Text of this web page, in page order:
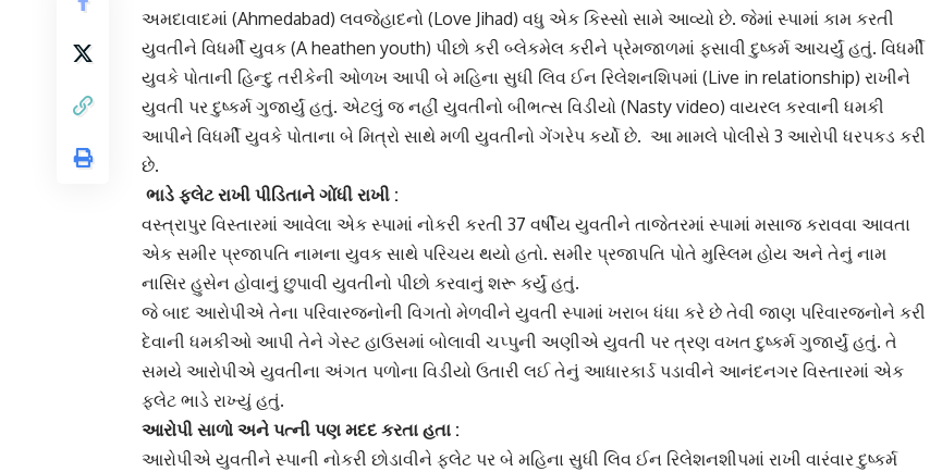
અમદાવાદમાં (Ahmedabad) લવજેહાદનો (Love Jihad) વધુ એક કિસ્સો સામે આવ્યો છે. જેમાં સ્પામાં કામ કરતી
યુવતીને વિધર્મી યુવક (A heathen youth) પીછો કરી બ્લેકમેલ કરીને પ્રેમજાળમાં ફસાવી દુષ્કર્મ આચર્યું હતું. વિધર્મી
યુવકે પોતાની હિન્દુ તરીકેની ઓળખ આપી બે મહિના સુધી લિવ ઈન રિલેશનશિપમાં (Live in relationship) રાખીને
યુવતી પર દુષ્કર્મ ગુજાર્યું હતું. એટલું જ નહીં યુવતીનો બીભત્સ વિડીયો (Nasty video) વાયરલ કરવાની ધમકી
આપીને વિધર્મી યુવકે પોતાના બે મિત્રો સાથે મળી યુવતીનો ગેંગરેપ કર્યો છે. આ મામલે પોલીસે 3 આરોપી ધરપકડ કરી
છે.
ભાડે ફ્લેટ રાખી પીડિતાને ગોંધી રાખી :
વસ્ત્રાપુર વિસ્તારમાં આવેલા એક સ્પામાં નોકરી કરતી 37 વર્ષીય યુવતીને તાજેતરમાં સ્પામાં મસાજ કરાવવા આવતા
એક સમીર પ્રજાપતિ નામના યુવક સાથે પરિચય થયો હતો. સમીર પ્રજાપતિ પોતે મુસ્લિમ હોય અને તેનું નામ
નાસિર હુસેન હોવાનું છુપાવી યુવતીનો પીછો કરવાનું શરૂ કર્યું હતું.
જે બાદ આરોપીએ તેના પરિવારજનોની વિગતો મેળવીને યુવતી સ્પામાં ખરાબ ધંધા કરે છે તેવી જાણ પરિવારજનોને કરી
દેવાની ધમકીઓ આપી તેને ગેસ્ટ હાઉસમાં બોલાવી ચપ્પુની અણીએ યુવતી પર ત્રણ વખત દુષ્કર્મ ગુજાર્યું હતું. તે
સમયે આરોપીએ યુવતીના અંગત પળોના વિડીયો ઉતારી લઈ તેનું આધારકાર્ડ પડાવીને આનંદનગર વિસ્તારમાં એક
ફ્લેટ ભાડે રાખ્યું હતું.
આરોપી સાળો અને પત્ની પણ મદદ કરતા હતા :
આરોપીએ યુવતીને સ્પાની નોકરી છોડાવીને ફ્લેટ પર બે મહિના સુધી લિવ ઈન રિલેશનશીપમાં રાખી વારંવાર દુષ્કર્મ